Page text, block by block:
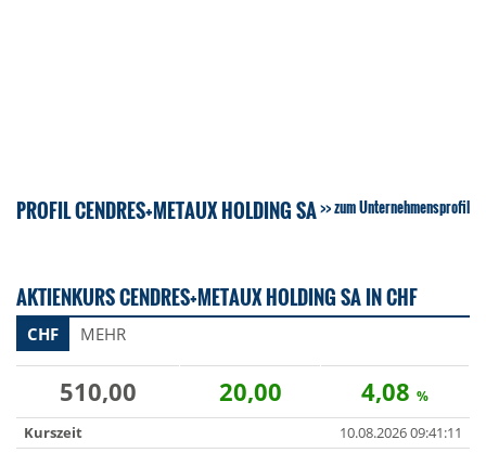
PROFIL CENDRES+METAUX HOLDING SA zum Unternehmensprofil
AKTIENKURS CENDRES+METAUX HOLDING SA IN CHF
CHF MEHR
510,00 20,00 4,08 %
Kurszeit 10.08.2026 09:41:11